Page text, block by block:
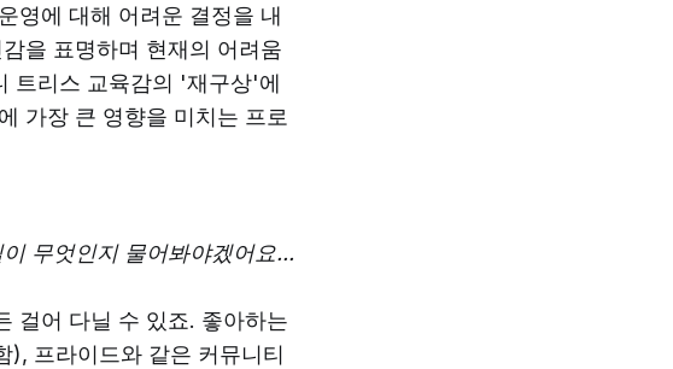
영에 대해 어려운 결정을 내
을 표명하며 현재의 어려움
트리스 교육감의 '재구상'에
가장 큰 영향을 미치는 프로
무엇인지 물어봐야겠어요...
걸어 다닐 수 있죠. 좋아하는
), 프라이드와 같은 커뮤니티